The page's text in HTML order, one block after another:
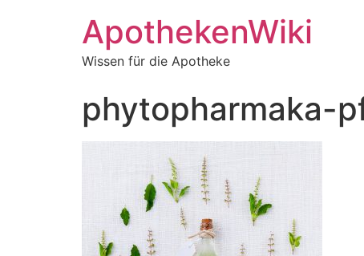
ApothekenWiki
Wissen für die Apotheke
phytopharmaka-